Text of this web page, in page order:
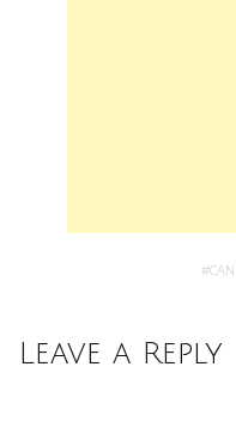
#CAN
Leave a Reply